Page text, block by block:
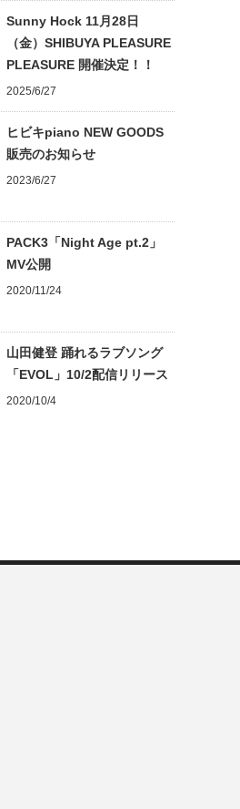
Sunny Hock 11月28日
（金）SHIBUYA PLEASURE
PLEASURE 開催決定！！
2025/6/27
ヒビキpiano NEW GOODS
販売のお知らせ
2023/6/27
PACK3「Night Age pt.2」
MV公開
2020/11/24
山田健登 踊れるラブソング
「EVOL」10/2配信リリース
2020/10/4